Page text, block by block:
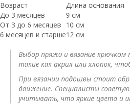
Возраст
Длина основания
До 3 месяцев
9 см
От 3 до 6 месяцев
10 см
6 месяцев и старше12 см
Выбор пряжи и вязание
такие как акрил или хлопок,
При вязании подошвы стоит
движение. Специалисты
учитывать, что яркие цвета и